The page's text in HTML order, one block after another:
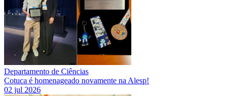
Departamento de Ciências
Cotuca é homenageado novamente na Alesp!
02 jul 2026